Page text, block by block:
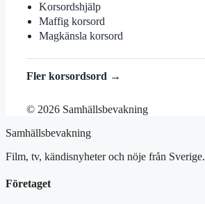
Korsordshjälp
Maffig korsord
Magkänsla korsord
Fler korsordsord →
© 2026 Samhällsbevakning
Samhällsbevakning
Film, tv, kändisnyheter och nöje från Sverige.
Företaget